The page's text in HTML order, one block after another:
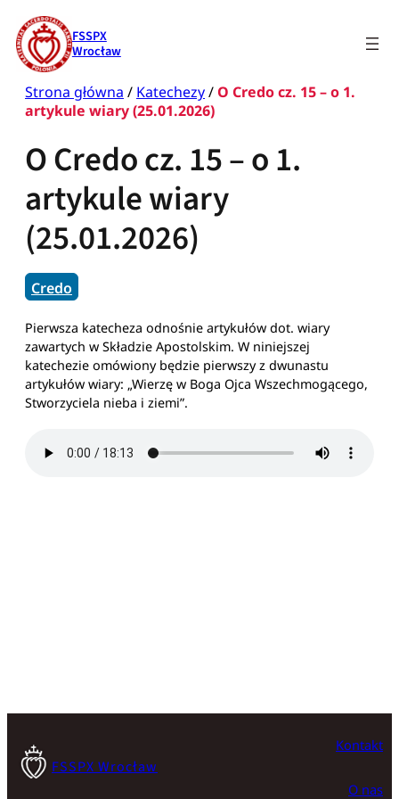
Przejdź
do
treści
FSSPX
Wrocław
Strona główna/Katechezy/O Credo cz. 15 – o 1.
artykule wiary (25.01.2026)
O Credo cz. 15 – o 1.
artykule wiary
(25.01.2026)
Credo
Pierwsza katecheza odnośnie artykułów dot. wiary
zawartych w Składzie Apostolskim. W niniejszej
katechezie omówiony będzie pierwszy z dwunastu
artykułów wiary: „Wierzę w Boga Ojca Wszechmogącego,
Stworzyciela nieba i ziemi”.
FSSPX Wrocław
Kontakt
O nas